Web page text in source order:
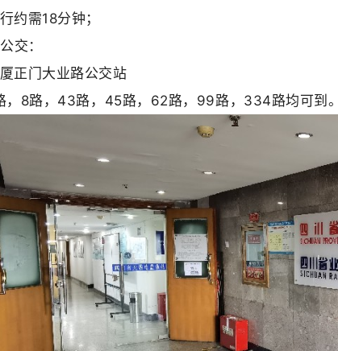
约需18分钟；
交：
正门大业路公交站
8路，43路，45路，62路，99路，334路均可到。